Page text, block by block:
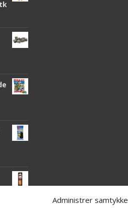
Administrer samtykke